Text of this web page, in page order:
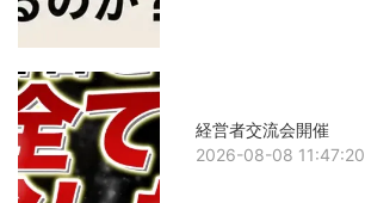
経営者交流会開催
2026-08-08 11:47:20